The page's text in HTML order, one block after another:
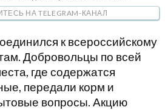
НА TELEGRAM-КАНАЛ
к всероссийскому
Добровольцы по всей
где содержатся
передали корм и
вопросы. Акцию